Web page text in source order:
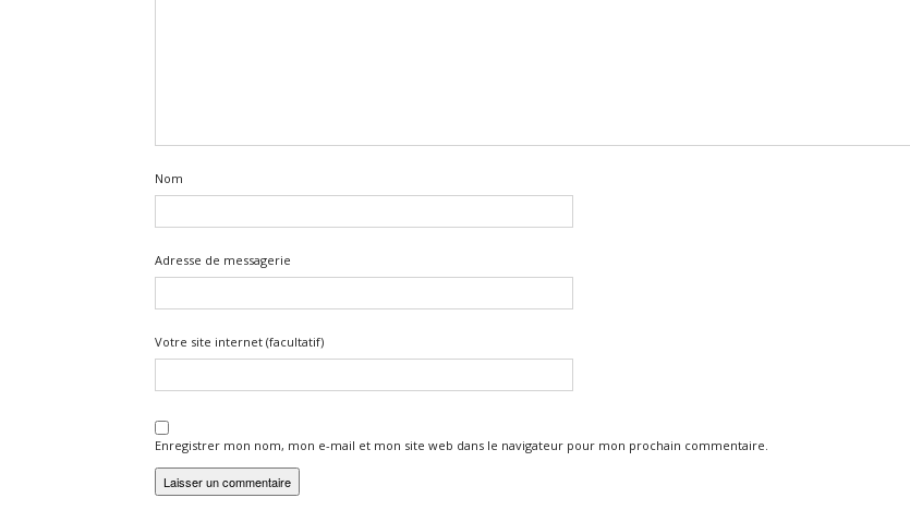
Nom
Adresse de messagerie
Votre site internet (facultatif)
Enregistrer mon nom, mon e-mail et mon site web dans le navigateur pour mon prochain commentaire.